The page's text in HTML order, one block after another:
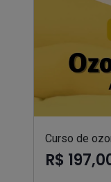
Curso de
R$